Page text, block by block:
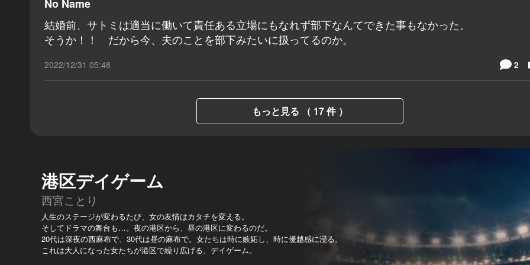
No Name
結婚前、サトミは適当に働いて責任ある立場にもなれず部下なんてできた事もなかった。
そうか！！ だから今、夫のことを部下みたいに扱ってるのか。
2022/12/31 05:48 2
もっと見る （ 17 件 ）
港区デイゲーム
西宮ことり
人生のステージが変わるたび、女の友情はカタチを変える。
そしてドラマの舞台も…。夜の港区から、昼の港区に変わるのだ。
20代は深夜の西麻布で、30代は昼の麻布で。女たちは時に嫉妬し、時に優越感に浸る。
これは大人になった女たちが港区で繰り広げる、デイゲーム。